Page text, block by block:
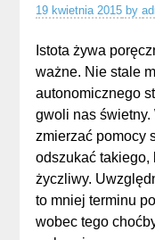
19 kwietnia 2015 by
Istota żywa
ważne. Nie stale
autonomicznego
gwoli nas
zmierzać pomocy
odszukać takiego,
życzliwy.
to mniej terminu
wobec tego